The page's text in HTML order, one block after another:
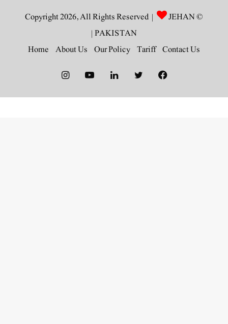
© Copyright 2026, All Rights Reserved |
JEHAN
PAKISTAN
|
Contact Us
Tariff
Our Policy
About Us
Home
Facebook
Twitter
LinkedIn
YouTube
Instagram